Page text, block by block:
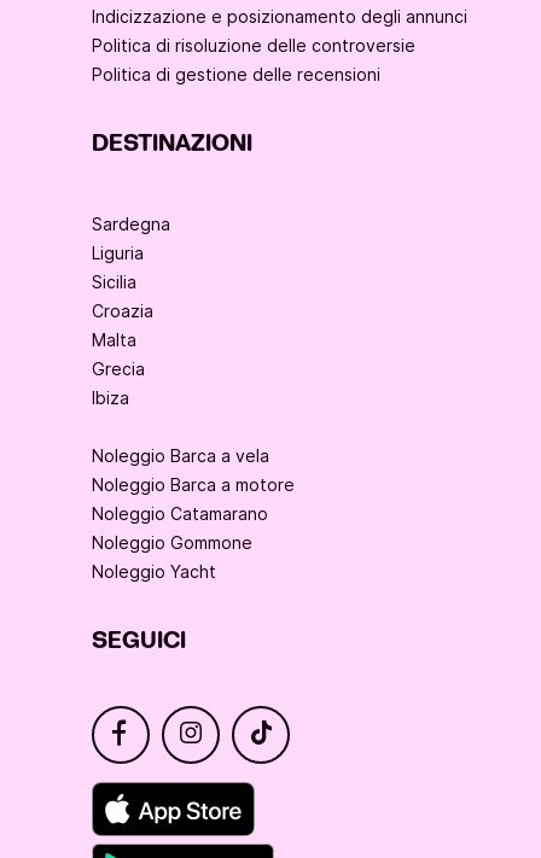
Indicizzazione e posizionamento degli annunci
Politica di risoluzione delle controversie
Politica di gestione delle recensioni
DESTINAZIONI
Sardegna
Liguria
Sicilia
Croazia
Malta
Grecia
Ibiza
Noleggio Barca a vela
Noleggio Barca a motore
Noleggio Catamarano
Noleggio Gommone
Noleggio Yacht
SEGUICI